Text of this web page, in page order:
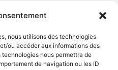
nous utilisons des technologies
ou accéder aux informations des
nous permettra de
de navigation ou les ID